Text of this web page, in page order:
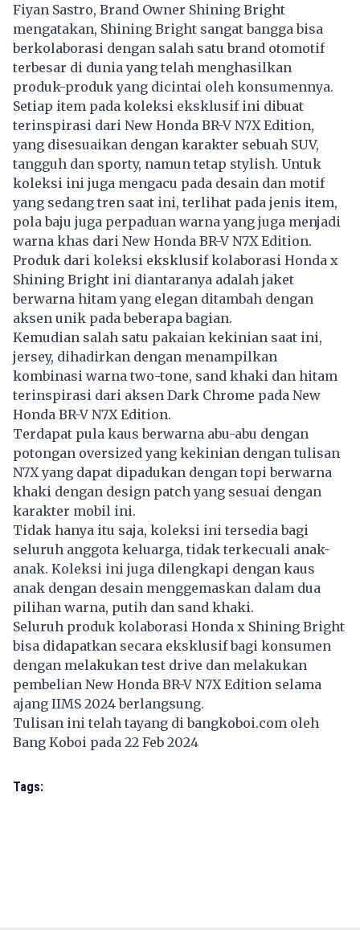
Fiyan Sastro, Brand Owner Shining Bright
mengatakan, Shining Bright sangat bangga bisa
berkolaborasi dengan salah satu brand otomotif
terbesar di dunia yang telah menghasilkan
produk-produk yang dicintai oleh konsumennya.
Setiap item pada koleksi eksklusif ini dibuat
terinspirasi dari New Honda BR-V N7X Edition,
yang disesuaikan dengan karakter sebuah SUV,
tangguh dan sporty, namun tetap stylish. Untuk
koleksi ini juga mengacu pada desain dan motif
yang sedang tren saat ini, terlihat pada jenis item,
pola baju juga perpaduan warna yang juga menjadi
warna khas dari New Honda BR-V N7X Edition.
Produk dari koleksi eksklusif kolaborasi Honda x
Shining Bright ini diantaranya adalah jaket
berwarna hitam yang elegan ditambah dengan
aksen unik pada beberapa bagian.
Kemudian salah satu pakaian kekinian saat ini,
jersey, dihadirkan dengan menampilkan
kombinasi warna two-tone, sand khaki dan hitam
terinspirasi dari aksen Dark Chrome pada New
Honda BR-V N7X Edition.
Terdapat pula kaus berwarna abu-abu dengan
potongan oversized yang kekinian dengan tulisan
N7X yang dapat dipadukan dengan topi berwarna
khaki dengan design patch yang sesuai dengan
karakter mobil ini.
Tidak hanya itu saja, koleksi ini tersedia bagi
seluruh anggota keluarga, tidak terkecuali anak-
anak. Koleksi ini juga dilengkapi dengan kaus
anak dengan desain menggemaskan dalam dua
pilihan warna, putih dan sand khaki.
Seluruh produk kolaborasi Honda x Shining Bright
bisa didapatkan secara eksklusif bagi konsumen
dengan melakukan test drive dan melakukan
pembelian New Honda BR-V N7X Edition selama
ajang IIMS 2024 berlangsung.
Tulisan ini telah tayang dibangkoboi.com oleh
Bang Koboi pada 22 Feb 2024
Tags: